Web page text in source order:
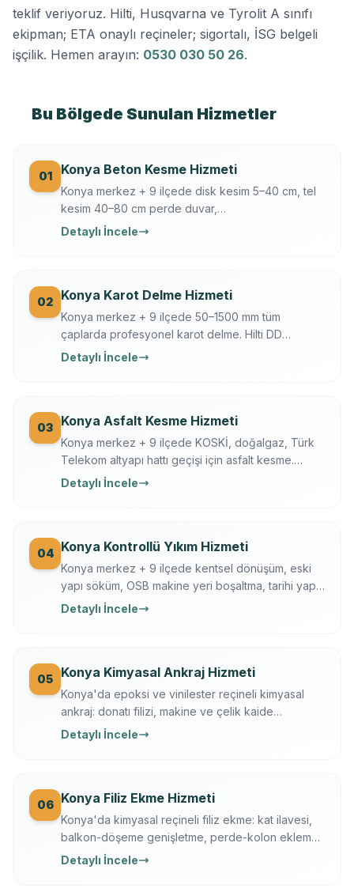
teklif veriyoruz. Hilti, Husqvarna ve Tyrolit A sınıfı
ekipman; ETA onaylı reçineler; sigortalı, İSG belgeli
işçilik. Hemen arayın: 0530 030 50 26.
Bu Bölgede Sunulan Hizmetler
01 Konya Beton Kesme Hizmeti
Konya merkez + 9 ilçede disk kesim 5–40 cm, tel
kesim 40–80 cm perde duvar,
döşeme/temel/zemin kesimi. Hilti + Husqvarna
Detaylı İncele
02 Konya Karot Delme Hizmeti
Konya merkez + 9 ilçede 50–1500 mm tüm
çaplarda profesyonel karot delme. Hilti DD
250/350, Ferroscan donatı tarama, su soğutmalı
Detaylı İncele
03 Konya Asfalt Kesme Hizmeti
Konya merkez + 9 ilçede KOSKİ, doğalgaz, Türk
Telekom altyapı hattı geçişi için asfalt kesme.
Husqvarna FS 7000, gece çalışma, trafik düzeni.
Detaylı İncele
04 Konya Kontrollü Yıkım Hizmeti
Konya merkez + 9 ilçede kentsel dönüşüm, eski
yapı söküm, OSB makine yeri boşaltma, tarihi yapı
kısmi yıkım. İş güvenliği + sigortalı operasyon,
Detaylı İncele
05 Konya Kimyasal Ankraj Hizmeti
Konya'da epoksi ve vinilester reçineli kimyasal
ankraj: donatı filizi, makine ve çelik kaide
sabitleme. Ücretsiz keşif, çekme testi, yazılı
Detaylı İncele
06 Konya Filiz Ekme Hizmeti
Konya'da kimyasal reçineli filiz ekme: kat ilavesi,
balkon-döşeme genişletme, perde-kolon ekleme.
Ferroscan kontrollü, çekme testli, yazılı garanti.
Detaylı İncele